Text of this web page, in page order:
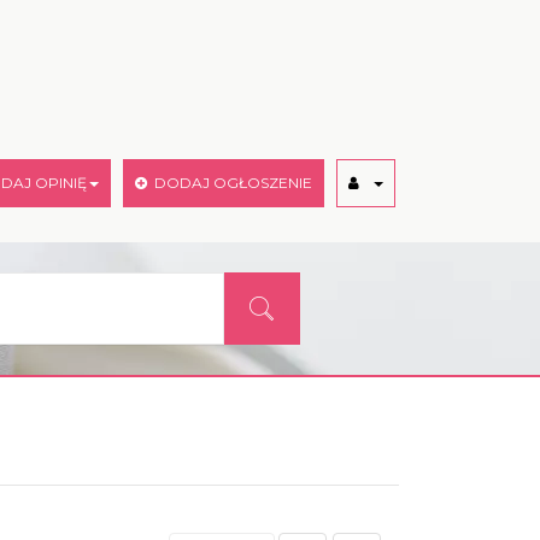
OPINIĘ DODAJ OGŁOSZENIE